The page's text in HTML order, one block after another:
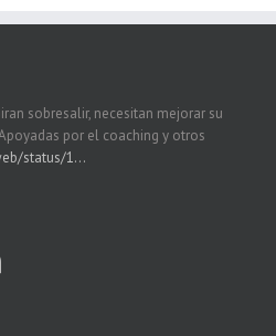
sobresalir, necesitan mejorar su
por el coaching y otros
status/1…